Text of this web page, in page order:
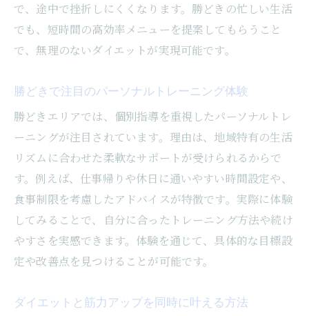
で、途中で挫折しにくくなります。勝どきの忙しい生活
でも、短時間の高効率メニューを提案してもらうこと
で、無理のないダイエットが実現可能です。
勝どきで注目のパーソナルトレーニング体験
勝どきエリアでは、個別指導を重視したパーソナルトレ
ーニングが注目されています。理由は、地域特有の生活
リズムに合わせた柔軟なサポートが受けられるからで
す。例えば、仕事帰りや休日に通いやすい時間設定や、
食事制限を考慮したアドバイスが特徴です。実際に体験
してみることで、自分に合ったトレーニング方法や続け
やすさを実感できます。体験を通じて、具体的な目標設
定や改善点を見つけることが可能です。
ダイエットと筋力アップを同時に叶える方法